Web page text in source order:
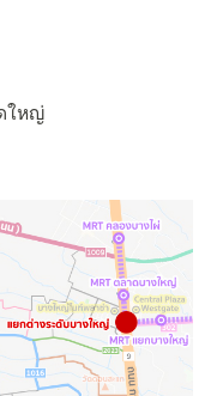
ใหญ่